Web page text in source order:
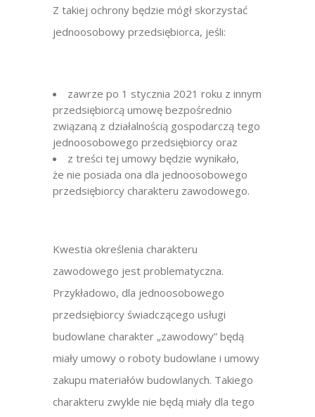
Z takiej ochrony będzie mógł skorzystać
jednoosobowy przedsiębiorca, jeśli:
zawrze po 1 stycznia 2021 roku z innym
przedsiębiorcą umowę bezpośrednio
związaną z działalnością gospodarczą tego
jednoosobowego przedsiębiorcy oraz
z treści tej umowy będzie wynikało,
że nie posiada ona dla jednoosobowego
przedsiębiorcy charakteru zawodowego.
Kwestia określenia charakteru
zawodowego jest problematyczna.
Przykładowo, dla jednoosobowego
przedsiębiorcy świadczącego usługi
budowlane charakter „zawodowy” będą
miały umowy o roboty budowlane i umowy
zakupu materiałów budowlanych. Takiego
charakteru zwykle nie będą miały dla tego